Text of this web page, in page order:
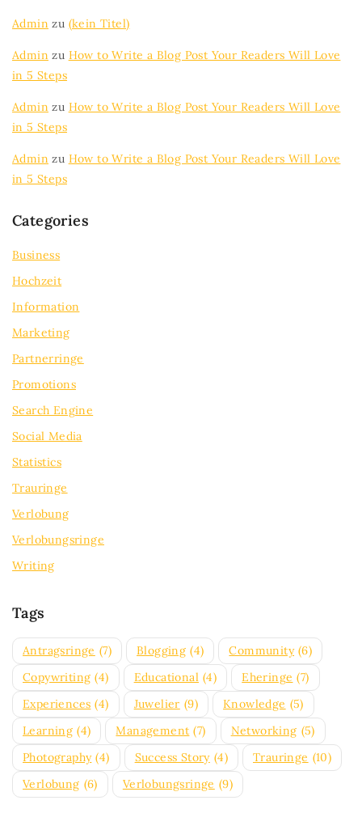
Admin zu (kein Titel)
Admin zu How to Write a Blog Post Your Readers Will Love
in 5 Steps
Admin zu How to Write a Blog Post Your Readers Will Love
in 5 Steps
Admin zu How to Write a Blog Post Your Readers Will Love
in 5 Steps
Categories
Business
Hochzeit
Information
Marketing
Partnerringe
Promotions
Search Engine
Social Media
Statistics
Trauringe
Verlobung
Verlobungsringe
Writing
Tags
Antragsringe (7) Blogging (4) Community (6)
Copywriting (4) Educational (4) Eheringe (7)
Experiences (4) Juwelier (9) Knowledge (5)
Learning (4) Management (7) Networking (5)
Photography (4) Success Story (4) Trauringe (10)
Verlobung (6) Verlobungsringe (9)